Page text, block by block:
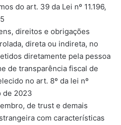
do art. 39 da Lei nº 11.196,
direitos e obrigações
direta ou indireta, no
diretamente pela pessoa
de transparência fiscal de
no art. 8º da lei nº
de 2023
de trust e demais
com características